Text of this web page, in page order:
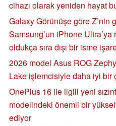
cihazı olarak yeniden hayat
Galaxy Görünüşe göre Z’nin
Samsung’un iPhone
oldukça sıra dışı bir isme
2026 model Asus ROG
Lake işlemcisiyle daha iyi bir
OnePlus 16 ile ilgili yeni
modelindeki önemli bir
ediyor